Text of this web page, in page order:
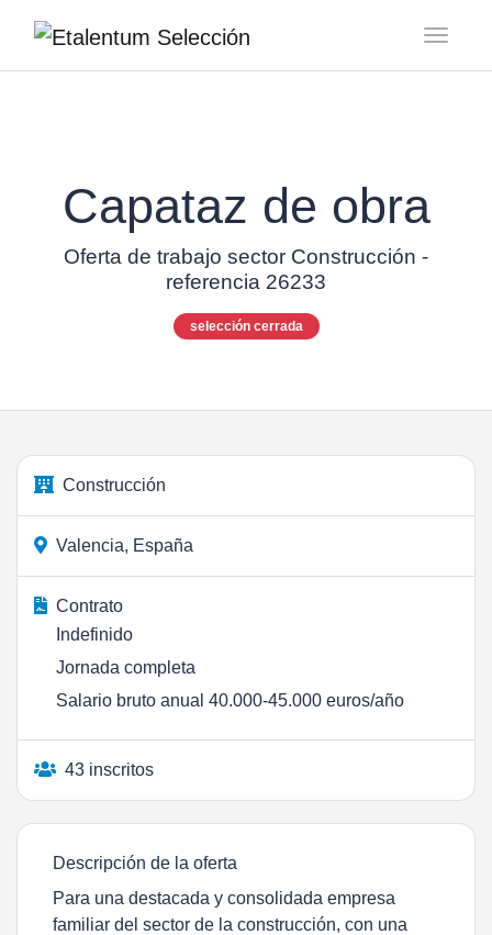
Capataz de obra
Oferta de trabajo sector Construcción -
referencia 26233
selección cerrada
Construcción
Valencia, España
Contrato
Indefinido
Jornada completa
Salario bruto anual 40.000-45.000 euros/año
43 inscritos
Descripción de la oferta
Para una destacada y consolidada empresa
familiar del sector de la construcción, con una